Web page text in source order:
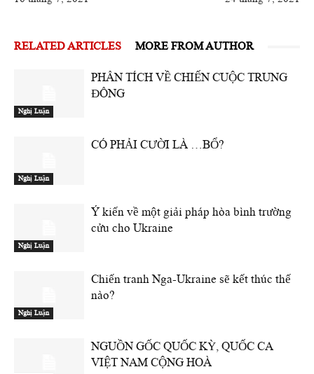
RELATED ARTICLES MORE FROM AUTHOR
Nghị Luận
PHÂN TÍCH VỀ CHIẾN CUỘC TRUNG
ĐÔNG
Nghị Luận
CÓ PHẢI CƯỜI LÀ …BỔ?
Nghị Luận
Ý kiến về một giải pháp hòa bình trường
cửu cho Ukraine
Nghị Luận
Chiến tranh Nga-Ukraine sẽ kết thúc thế
nào?
NGUỒN GỐC QUỐC KỲ, QUỐC CA
VIỆT NAM CỘNG HOÀ